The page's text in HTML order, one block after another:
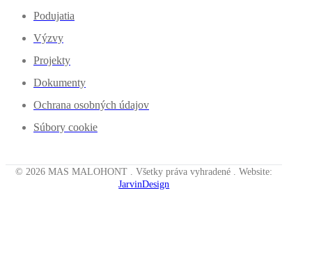
Podujatia
Výzvy
Projekty
Dokumenty
Ochrana osobných údajov
Súbory cookie
© 2026 MAS MALOHONT . Všetky práva vyhradené . Website:
JarvinDesign